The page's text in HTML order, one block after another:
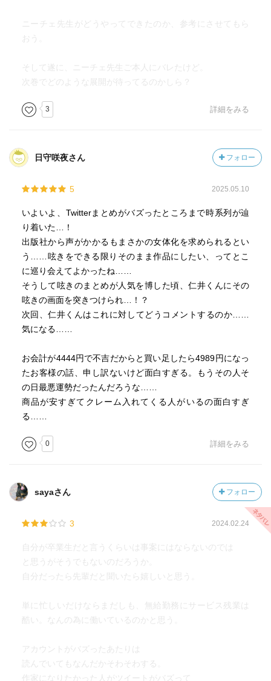
ニーチェ先生がどうやってできたのか、参考にさせてもら
おう。
そして遂に、ニーチェ先生ご本人にバレたけど。
次巻でどのような展開が待ってるのかしら？
3 詳細をみる
日守咲夜さん フォロー
5 2025.05.10
いよいよ、Twitterまとめがバズったところまで時系列が辿
り着いた…！
出版社から声がかかるもまさかの女体化を求められるとい
う……呟きをできる限りそのまま作品にしたい、ってとこ
に巡り会えてよかったね……
そうして呟きのまとめが人気を博した頃、仁井くんにその
呟きの画面を突きつけられ…！？
次回、仁井くんはこれに対してどうコメントするのか……
気になる……
お会計が4444円で不吉だからと買い足したら4989円になっ
たお客様の話、申し訳ないけど面白すぎる。もうその人そ
の日最悪運勢だったんだろうな……
商品が安すぎてクレーム入れてくる人がいるの面白すぎ
る……
0 詳細をみる
sayaさん フォロー
3 2024.02.24
自分が卒業生だと言うくらいは事案にはならないのでは
と思うがそうでもないのだろうか。
自分だったら先輩だと聞いたら嬉しいと思う。
単に忙しいだけならまだしも、無給勤務にサービス残業は
酷い。なんの為に働いているのかと思う。
アカウントがバズったあたりは
読んでいてもなんだかそわそわする。
作家になりたかった人がツイートがバズって